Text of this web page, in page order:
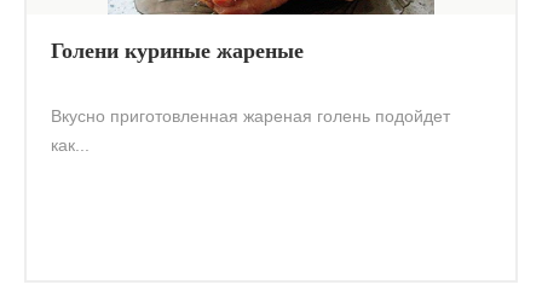
Голени куриные жареные
Вкусно приготовленная жареная голень подойдет
как...